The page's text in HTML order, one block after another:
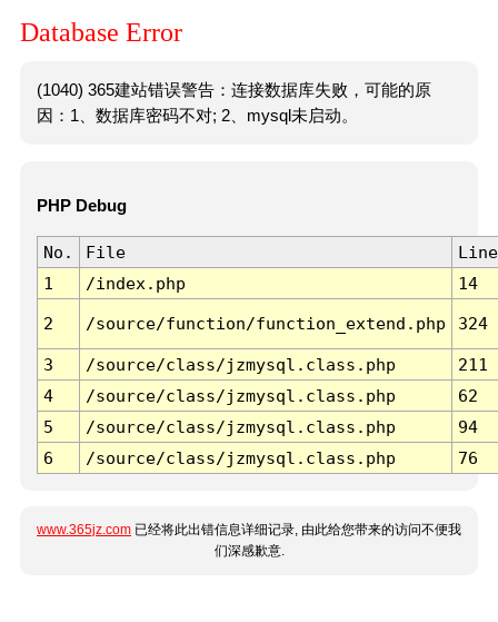
Database Error
(1040) 365建站错误警告：连接数据库失败，可能的原
因：1、数据库密码不对; 2、mysql未启动。
PHP Debug
No. File
Line
1
/index.php 14
2 /source/function/function_extend.php 324
3 /source/class/jzmysql.class.php
211
4
/source/class/jzmysql.class.php
62
5
/source/class/jzmysql.class.php
94
6
/source/class/jzmysql.class.php 76
www.365jz.com 已经将此出错信息详细记录, 由此给您带来的访问不便我
们深感歉意.